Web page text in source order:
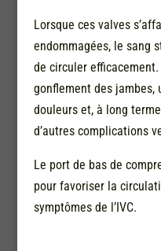
Lorsque ces valves
endommagées, le sang
de circuler
gonflement des jambes,
douleurs et, à long
d’autres complications
Le port de bas de
pour favoriser la
symptômes de l’IVC.